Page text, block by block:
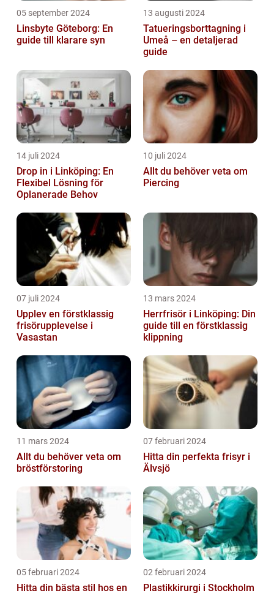
05 september 2024
Linsbyte Göteborg: En
guide till klarare syn
13 augusti 2024
Tatueringsborttagning i
Umeå – en detaljerad
guide
14 juli 2024
Drop in i Linköping: En
Flexibel Lösning för
Oplanerade Behov
10 juli 2024
Allt du behöver veta om
Piercing
07 juli 2024
Upplev en förstklassig
frisörupplevelse i
Vasastan
13 mars 2024
Herrfrisör i Linköping: Din
guide till en förstklassig
klippning
11 mars 2024
Allt du behöver veta om
bröstförstoring
07 februari 2024
Hitta din perfekta frisyr i
Älvsjö
05 februari 2024
Hitta din bästa stil hos en
02 februari 2024
Plastikkirurgi i Stockholm